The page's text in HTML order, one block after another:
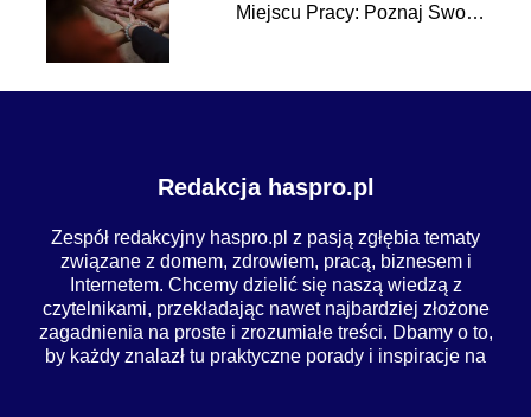
Miejscu Pracy: Poznaj Swoje
Redakcja haspro.pl
Zespół redakcyjny haspro.pl z pasją zgłębia tematy
związane z domem, zdrowiem, pracą, biznesem i
Internetem. Chcemy dzielić się naszą wiedzą z
czytelnikami, przekładając nawet najbardziej złożone
zagadnienia na proste i zrozumiałe treści. Dbamy o to,
by każdy znalazł tu praktyczne porady i inspiracje na